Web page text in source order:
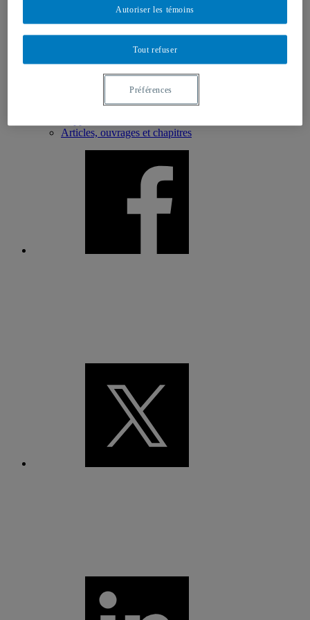
Au Canada
À l’international
Articles, ouvrages et chapitres
Tout refuser
Autoriser les témoins
Préférences